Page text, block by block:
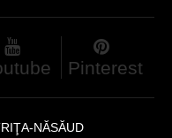
Pinterest
NĂSĂUD